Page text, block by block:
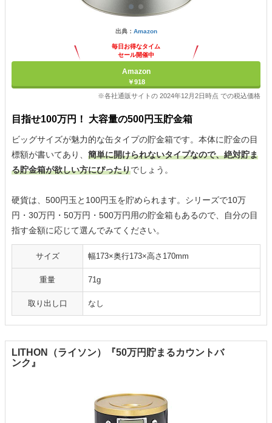
出典： Amazon
毎日お得なタイム
セール開催中
Amazon
￥918
※各社通販サイトの 2024年12月2日時点 での税込価格
目指せ100万円！ 大容量の500円玉貯金箱
ビッグサイズが魅力的な缶タイプの貯金箱です。本体に貯金の目
標額が書いてあり、 簡単に開けられないタイプなので、絶対貯ま
る貯金箱が欲しい方にぴったりでしょう。
硬貨は、500円玉と100円玉を貯められます。シリーズで10万
円・30万円・50万円・500万円用の貯金箱もあるので、自分の目
指す金額に応じて選んでみてください。
サイズ 幅173×奥行173×高さ170mm
重量 71g
取り出し口 なし
LITHON（ライソン）『50万円貯まるカウントバ
ンク』